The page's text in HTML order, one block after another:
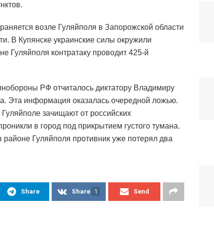
возле Гуляйполя в Запорожской области
В Купянске украинские силы окружили
Гуляйполя контратаку проводит 425-й
РФ отчиталось диктатору Владимиру
Эта информация оказалась очередной ложью.
зачищают от российских
в город под прикрытием густого тумана.
Гуляйполя противник уже потерял два
Share Share 1 Send